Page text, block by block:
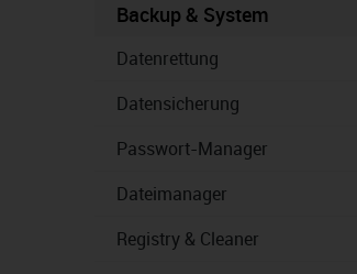
Backup & System
Datenrettung
Datensicherung
Passwort-Manager
Dateimanager
Registry & Cleaner